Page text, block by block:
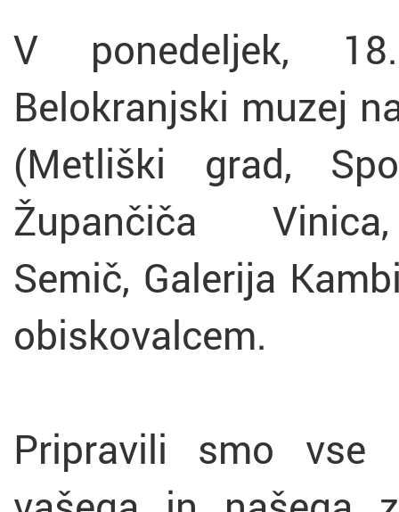
V ponedeljek,
Belokranjski muzej
(Metliški grad,
Župančiča
Semič, Galerija
obiskovalcem.
Pripravili smo vse